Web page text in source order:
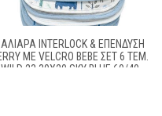
INTERLOCK & ΕΠΈΝΔΥΣΗ
ΜΕ VELCRO BEBE ΣΕΤ 6 ΤΕΜ.
WILD 23 30X20 SKY BLUE 60/40